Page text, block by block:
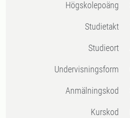
högskolepoäng
Studietakt
Studieort
Undervisningsform
Anmälningskod
Kurskod